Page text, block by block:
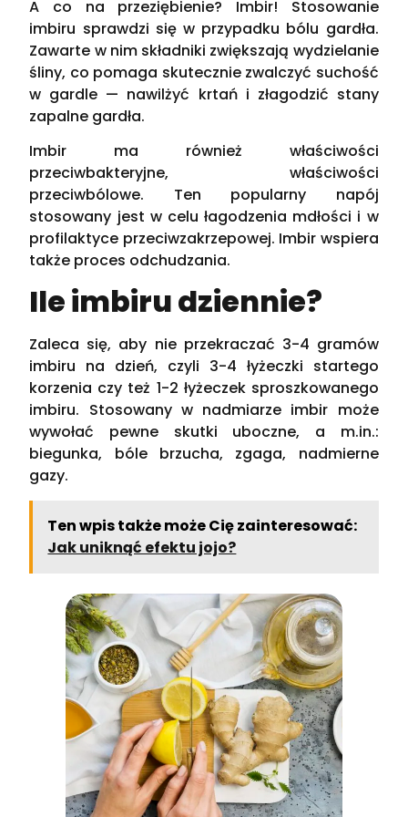
A co na przeziębienie? Imbir! Stosowanie
imbiru sprawdzi się w przypadku bólu gardła.
Zawarte w nim składniki zwiększają wydzielanie
śliny, co pomaga skutecznie zwalczyć suchość
w gardle — nawilżyć krtań i złagodzić stany
zapalne gardła.
Imbir ma również właściwości
przeciwbakteryjne, właściwości
przeciwbólowe. Ten popularny napój
stosowany jest w celu łagodzenia mdłości i w
profilaktyce przeciwzakrzepowej. Imbir wspiera
także proces odchudzania.
Ile imbiru dziennie?
Zaleca się, aby nie przekraczać 3-4 gramów
imbiru na dzień, czyli 3-4 łyżeczki startego
korzenia czy też 1-2 łyżeczek sproszkowanego
imbiru. Stosowany w nadmiarze imbir może
wywołać pewne skutki uboczne, a m.in.:
biegunka, bóle brzucha, zgaga, nadmierne
gazy.
Ten wpis także może Cię zainteresować:
Jak uniknąć efektu jojo?